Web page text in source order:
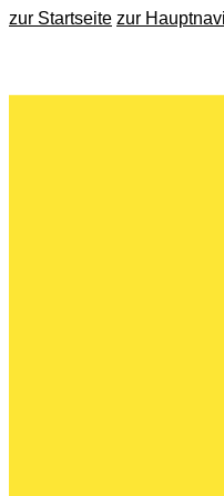
zur Startseite zur